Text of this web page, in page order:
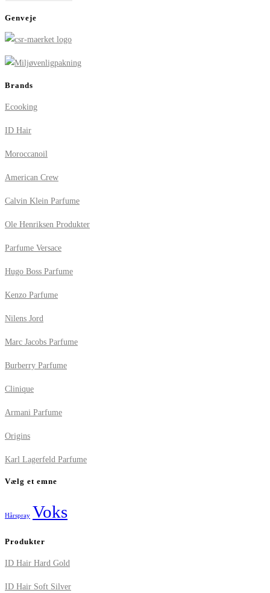
Genveje
Brands
Ecooking
ID Hair
Moroccanoil
American Crew
Calvin Klein Parfume
Ole Henriksen Produkter
Parfume Versace
Hugo Boss Parfume
Kenzo Parfume
Nilens Jord
Marc Jacobs Parfume
Burberry Parfume
Clinique
Armani Parfume
Origins
Karl Lagerfeld Parfume
Vælg et emne
Hårspray Voks
Produkter
ID Hair Hard Gold
ID Hair Soft Silver